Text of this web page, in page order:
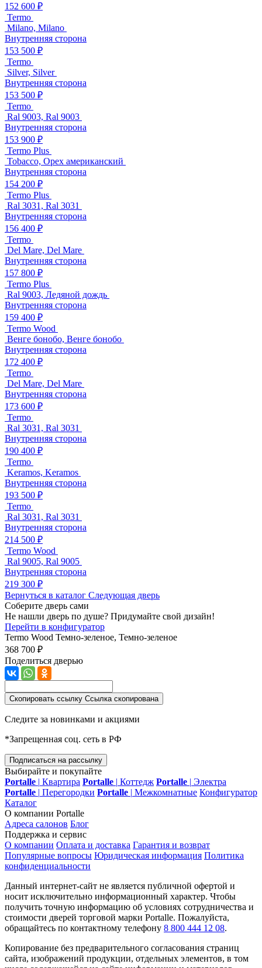
152 600 ₽
Termo
Milano, Milano
Внутренняя сторона
153 500 ₽
Termo
Silver, Silver
Внутренняя сторона
153 500 ₽
Termo
Ral 9003, Ral 9003
Внутренняя сторона
153 900 ₽
Termo Plus
Tobacco, Орех американский
Внутренняя сторона
154 200 ₽
Termo Plus
Ral 3031, Ral 3031
Внутренняя сторона
156 400 ₽
Termo
Del Mare, Del Mare
Внутренняя сторона
157 800 ₽
Termo Plus
Ral 9003, Ледяной дождь
Внутренняя сторона
159 400 ₽
Termo Wood
Венге бонобо, Венге бонобо
Внутренняя сторона
172 400 ₽
Termo
Del Mare, Del Mare
Внутренняя сторона
173 600 ₽
Termo
Ral 3031, Ral 3031
Внутренняя сторона
190 400 ₽
Termo
Keramos, Keramos
Внутренняя сторона
193 500 ₽
Termo
Ral 3031, Ral 3031
Внутренняя сторона
214 500 ₽
Termo Wood
Ral 9005, Ral 9005
Внутренняя сторона
219 300 ₽
Вернуться в каталог Следующая дверь
Соберите дверь сами
Не нашли дверь по душе? Придумайте свой дизайн!
Перейти в конфигуратор
Termo Wood Темно-зеленое, Темно-зеленое
368 700 ₽
Поделиться дверью
Скопировать ссылку Ссылка скопирована
Следите за новинками и акциями
*Запрещенная соц. сеть в РФ
Подписаться на рассылку
Выбирайте и покупайте
Portalle | Квартира Portalle | Коттедж Portalle | Электра
Portalle | Перегородки Portalle | Межкомнатные Конфигуратор
Каталог
О компании Portalle
Адреса салонов Блог
Поддержка и сервис
О компании Оплата и доставка Гарантия и возврат
Популярные вопросы Юридическая информация Политика
конфиденциальности
Данный интернет-сайт не является публичной офертой и
носит исключительно информационный характер. Чтобы
получить точную информацию об условиях сотрудничества и
стоимости дверей торговой марки Portalle. Пожалуйста,
обращайтесь по контактному телефону 8 800 444 12 08.
Копирование без предварительного согласования страниц
сайта, изображений продукции, отдельных элементов, в том